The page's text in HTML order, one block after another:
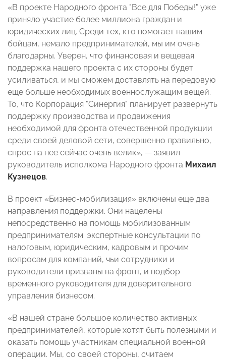
«В проекте Народного фронта "Все для Победы!" уже
приняло участие более миллиона граждан и
юридических лиц. Среди тех, кто помогает нашим
бойцам, немало предпринимателей, мы им очень
благодарны. Уверен, что финансовая и вещевая
поддержка нашего проекта с их стороны будет
усиливаться, и мы сможем доставлять на передовую
еще больше необходимых военнослужащим вещей.
То, что Корпорация "Синергия" планирует развернуть
поддержку производства и продвижения
необходимой для фронта отечественной продукции
среди своей деловой сети, совершенно правильно,
спрос на нее сейчас очень велик», — заявил
руководитель исполкома Народного фронта Михаил
Кузнецов.
В проект «Бизнес-мобилизация» включены еще два
направления поддержки. Они нацелены
непосредственно на помощь мобилизованным
предпринимателям: экспертные консультации по
налоговым, юридическим, кадровым и прочим
вопросам для компаний, чьи сотрудники и
руководители призваны на фронт, и подбор
временного руководителя для доверительного
управления бизнесом.
«В нашей стране большое количество активных
предпринимателей, которые хотят быть полезными и
оказать помощь участникам специальной военной
операции. Мы, со своей стороны, считаем